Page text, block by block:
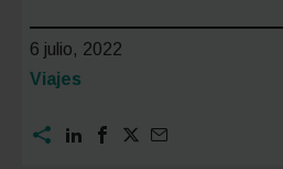
6 julio, 2022
Categoría:
Viajes